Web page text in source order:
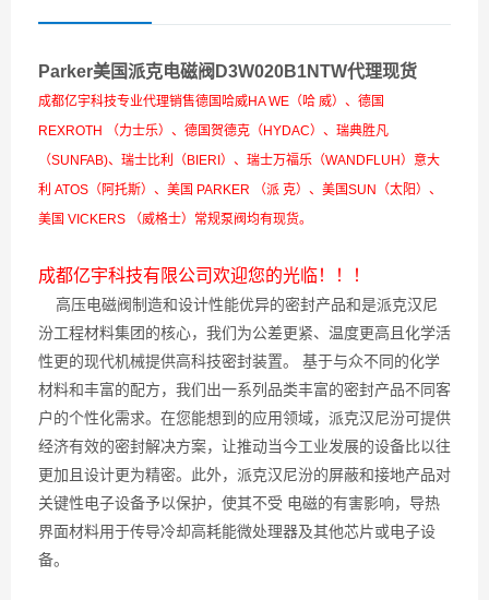
Parker美国派克电磁阀D3W020B1NTW代理现货
成都亿宇科技专业代理销售德国哈威HA WE（哈 威）、德国
REXROTH （力士乐）、德国贺德克（HYDAC）、瑞典胜凡
（SUNFAB)、瑞士比利（BIERI）、瑞士万福乐（WANDFLUH）意大
利 ATOS（阿托斯）、美国 PARKER （派 克）、美国SUN（太阳）、
美国 VICKERS （威格士）常规泵阀均有现货。
成都亿宇科技有限公司欢迎您的光临！！！
高压电磁阀制造和设计性能优异的密封产品和是派克汉尼
汾工程材料集团的核心，我们为公差更紧、温度更高且化学活
性更的现代机械提供高科技密封装置。 基于与众不同的化学
材料和丰富的配方，我们出一系列品类丰富的密封产品不同客
户的个性化需求。在您能想到的应用领域，派克汉尼汾可提供
经济有效的密封解决方案，让推动当今工业发展的设备比以往
更加且设计更为精密。此外，派克汉尼汾的屏蔽和接地产品对
关键性电子设备予以保护，使其不受 电磁的有害影响，导热
界面材料用于传导冷却高耗能微处理器及其他芯片或电子设
备。